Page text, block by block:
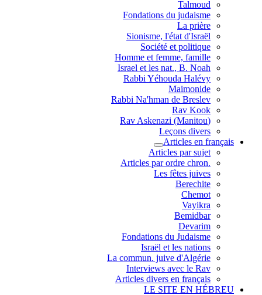
Talmoud
Fondations du judaisme
La prière
Sionisme, l'état d'Israël
Société et politique
Homme et femme, famille
Israel et les nat., B. Noah
Rabbi Yéhouda Halévy
Maimonide
Rabbi Na'hman de Breslev
Rav Kook
(Rav Askenazi (Manitou
Leçons divers
Articles en français
Articles par sujet
.Articles par ordre chron
Les fêtes juives
Berechite
Chemot
Vayikra
Bemidbar
Devarim
Fondations du Judaisme
Israël et les nations
La commun. juive d'Algérie
Interviews avec le Rav
Articles divers en français
LE SITE EN HÉBREU